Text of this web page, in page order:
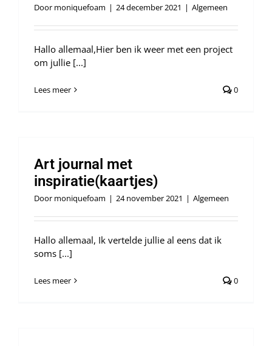
Door moniquefoam | 24 december 2021 | Algemeen
Hallo allemaal,Hier ben ik weer met een project
om jullie [...]
Lees meer 0
Art journal met
inspiratie(kaartjes)
Door moniquefoam | 24 november 2021 | Algemeen
Hallo allemaal, Ik vertelde jullie al eens dat ik
soms [...]
Lees meer 0